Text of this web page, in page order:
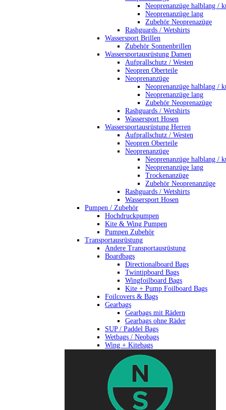
Neoprenanzüge halblang /
Neoprenanzüge lang
Zubehör Neoprenazüge
Rashguards / Wetshirts
Wassersport Brillen
Zubehör Sonnenbrillen
Wassersportausrüstung Damen
Aufprallschutz / Westen
Neopren Oberteile
Neoprenanzüge
Neoprenanzüge halblang /
Neoprenanzüge lang
Zubehör Neoprenazüge
Rashguards / Wetshirts
Wassersport Hosen
Wassersportausrüstung Herren
Aufprallschutz / Westen
Neopren Oberteile
Neoprenanzüge
Neoprenanzüge halblang /
Neoprenanzüge lang
Trockenanzüge
Zubehör Neoprenanzüge
Rashguards / Wetshirts
Wassersport Hosen
Pumpen / Zubehör
Hochdruckpumpen
Kite & Wing Pumpen
Pumpen Zubehör
Transportausrüstung
Andere Transportausrüstung
Boardbags
Directionalboard Bags
Twintipboard Bags
Wingfoilboard Bags
Kite + Pump Foilboard Bags
Foilcovers & Bags
Gearbags
Gearbags mit Rädern
Gearbags ohne Räder
SUP / Paddel Bags
Wetbags / Neobags
Wing + Kitebags